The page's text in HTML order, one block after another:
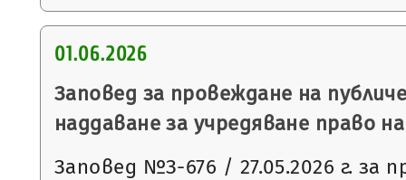
01.06.2026
Заповед за провеждане на
наддаване за учредяване право
Заповед №З-676 / 27.05.2026 г. за